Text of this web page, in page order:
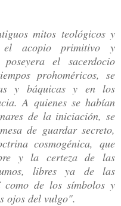
mitos teológicos y
el acopio primitivo y
el sacerdocio
prohoméricos, se
y báquicas y en los
A quienes se habían
de la iniciación, se
de guardar secreto,
cosmogénica, que
y la certeza de las
libres ya de las
como de los símbolos y
ojos del vulgo".